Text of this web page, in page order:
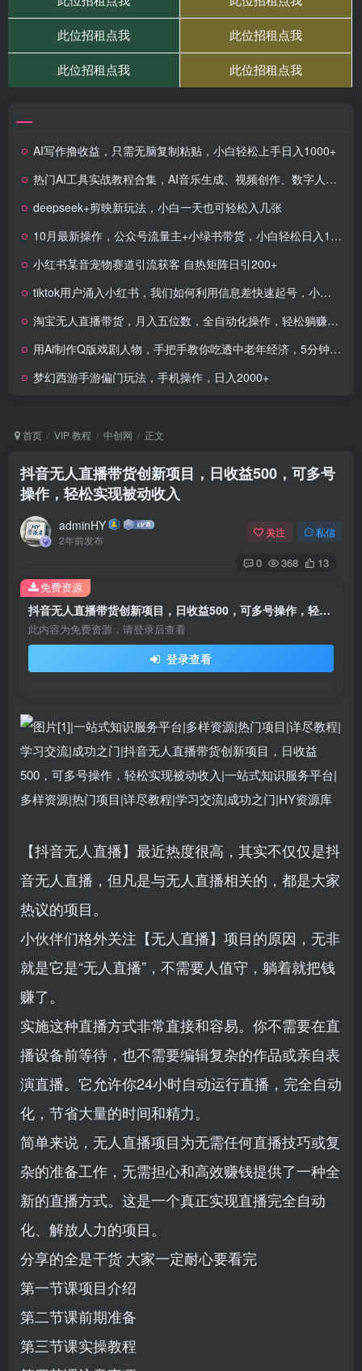
AI写作撸收益，只需无脑复制粘贴，小白轻松上手日入1000+
热门AI工具实战教程合集，AI音乐生成、视频创作、数字人制作、CG角色动画、视频编辑等
deepseek+剪映新玩法，小白一天也可轻松入几张
10月最新操作，公众号流量主+小绿书带货，小白轻松日入1000+
小红书某音宠物赛道引流获客 自热矩阵日引200+
tiktok用户涌入小红书，我们如何利用信息差快速起号，小白如何抓住机遇赚取第一桶金
淘宝无人直播带货，月入五位数，全自动化操作，轻松躺赚，100%不违规不封号
用Ai制作Q版戏剧人物，手把手教你吃透中老年经济，5分钟一个成品，多渠道变现
梦幻西游手游偏门玩法，手机操作，日入2000+
首页 VIP 教程 中创网 正文
抖音无人直播带货创新项目，日收益500，可多号
操作，轻松实现被动收入
adminHY
2年前发布
关注 私信
0 368 13
抖音无人直播带货创新项目，日收益500，可多号操作，轻松实现被动收入
此内容为免费资源，请登录后查看
登录查看
免费资源
【抖音无人直播】最近热度很高，其实不仅仅是抖
音无人直播，但凡是与无人直播相关的，都是大家
热议的项目。
小伙伴们格外关注【无人直播】项目的原因，无非
就是它是“无人直播”，不需要人值守，躺着就把钱
赚了。
实施这种直播方式非常直接和容易。你不需要在直
播设备前等待，也不需要编辑复杂的作品或亲自表
演直播。它允许你24小时自动运行直播，完全自动
化，节省大量的时间和精力。
简单来说，无人直播项目为无需任何直播技巧或复
杂的准备工作，无需担心和高效赚钱提供了一种全
新的直播方式。这是一个真正实现直播完全自动
化、解放人力的项目。
分享的全是干货 大家一定耐心要看完
第一节课项目介绍
第二节课前期准备
第三节课实操教程